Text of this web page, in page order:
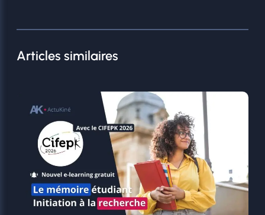
Articles similaires